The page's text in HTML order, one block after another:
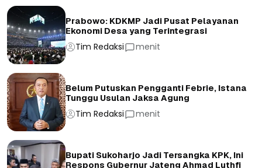
Prabowo: KDKMP Jadi Pusat Pelayanan
Ekonomi Desa yang Terintegrasi
Tim Redaksi menit
Belum Putuskan Pengganti Febrie, Istana
Tunggu Usulan Jaksa Agung
Tim Redaksi menit
Bupati Sukoharjo Jadi Tersangka KPK, Ini
Respons Gubernur Jateng Ahmad Luthfi